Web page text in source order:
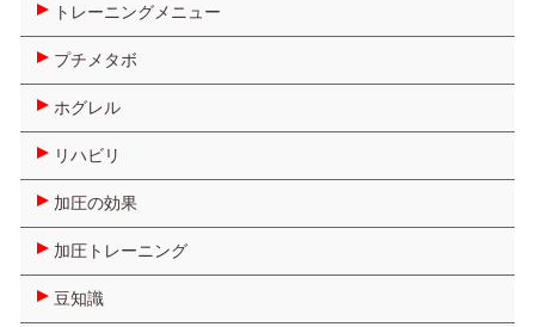
トレーニングメニュー
プチメタボ
ホグレル
リハビリ
加圧の効果
加圧トレーニング
豆知識